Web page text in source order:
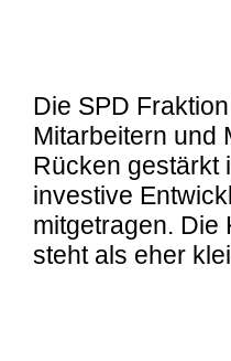
Die SPD
Mitarbeitern und
Rücken gestärkt
investive
mitgetragen. Die
steht als eher